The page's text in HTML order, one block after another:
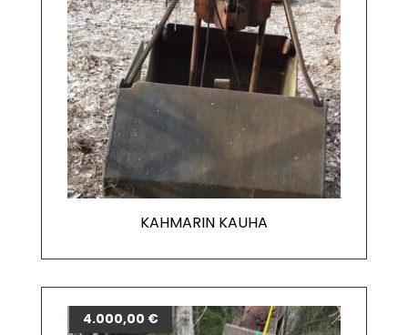
KAHMARIN KAUHA
4.000,00 €